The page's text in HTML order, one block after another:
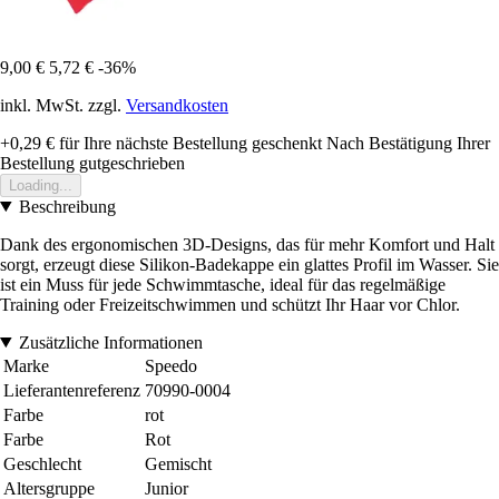
9,00 € 5,72 € -36%
inkl. MwSt. zzgl. Versandkosten
+0,29 € für Ihre nächste Bestellung geschenkt Nach Bestätigung Ihrer
Bestellung gutgeschrieben
Loading...
Beschreibung
Dank des ergonomischen 3D-Designs, das für mehr Komfort und Halt
sorgt, erzeugt diese Silikon-Badekappe ein glattes Profil im Wasser. Sie
ist ein Muss für jede Schwimmtasche, ideal für das regelmäßige
Training oder Freizeitschwimmen und schützt Ihr Haar vor Chlor.
Zusätzliche Informationen
Marke
Speedo
Lieferantenreferenz 70990-0004
Farbe
rot
Farbe
Rot
Geschlecht
Gemischt
Altersgruppe
Junior